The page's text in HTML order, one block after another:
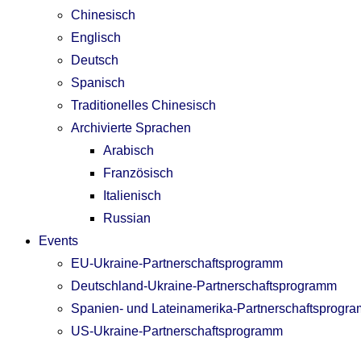
Chinesisch
Englisch
Deutsch
Spanisch
Traditionelles Chinesisch
Archivierte Sprachen
Arabisch
Französisch
Italienisch
Russian
Events
EU-Ukraine-Partnerschaftsprogramm
Deutschland-Ukraine-Partnerschaftsprogramm
Spanien- und Lateinamerika-
US-Ukraine-Partnerschaftsprogramm